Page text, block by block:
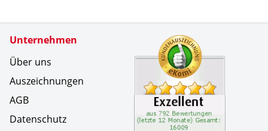
Unternehmen
Über uns
Auszeichnungen
AGB
Datenschutz
Zertifikate